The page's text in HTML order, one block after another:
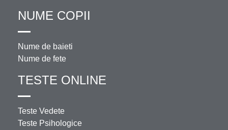
NUME COPII
Nume de baieti
Nume de fete
TESTE ONLINE
Teste Vedete
Teste Psihologice